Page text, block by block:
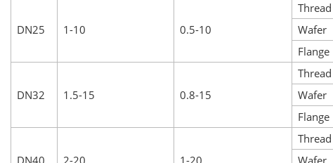
DN25 1-10 0.5-10
Thread
Wafer
Flange
DN32 1.5-15 0.8-15
Thread
Wafer
Flange
Thread